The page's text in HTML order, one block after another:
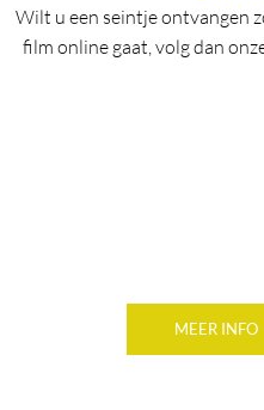
Wilt u een seintje ontvangen
film online gaat, volg dan
MEER INFO